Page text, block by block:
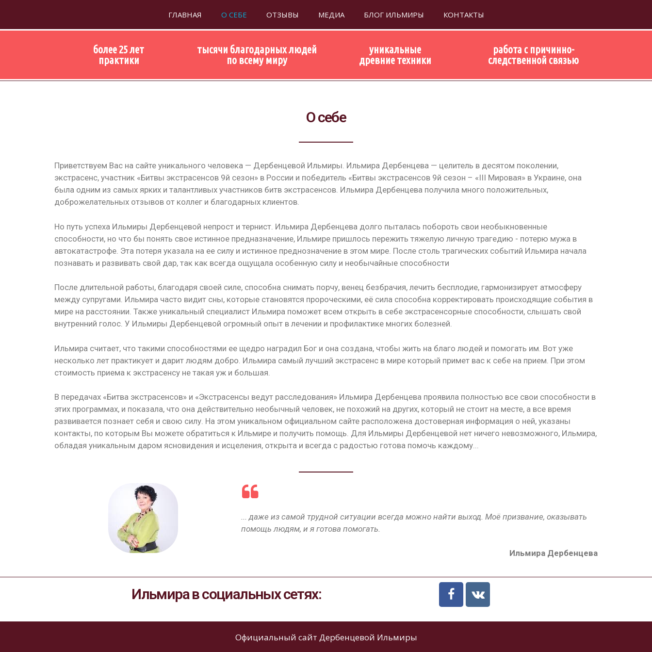
содержимому
ГЛАВНАЯ О СЕБЕ ОТЗЫВЫ МЕДИА БЛОГ ИЛЬМИРЫ КОНТАКТЫ
более 25 лет
практики
тысячи благодарных людей
по всему миру
уникальные
древние техники
работа с причинно-
следственной связью
О себе
Приветствуем Вас на сайте уникального человека — Дербенцевой Ильмиры. Ильмира Дербенцева — целитель в десятом поколении,
экстрасенс, участник «Битвы экстрасенсов 9й сезон» в России и победитель «Битвы экстрасенсов 9й сезон – «III Мировая» в Украине, она
была одним из самых ярких и талантливых участников битв экстрасенсов. Ильмира Дербенцева получила много положительных,
доброжелательных отзывов от коллег и благодарных клиентов.
Но путь успеха Ильмиры Дербенцевой непрост и тернист. Ильмира Дербенцева долго пыталась побороть свои необыкновенные
способности, но что бы понять свое истинное предназначение, Ильмире пришлось пережить тяжелую личную трагедию - потерю мужа в
автокатастрофе. Эта потеря указала на ее силу и истинное преднозначение в этом мире. После столь трагических событий Ильмира начала
познавать и развивать свой дар, так как всегда ощущала особенную силу и необычайные способности
После длительной работы, благодаря своей силе, способна снимать порчу, венец безбрачия, лечить бесплодие, гармонизирует атмосферу
между супругами. Ильмира часто видит сны, которые становятся пророческими, её сила способна корректировать происходящие события в
мире на расстоянии. Также уникальный специалист Ильмира поможет всем открыть в себе экстрасенсорные способности, слышать свой
внутренний голос. У Ильмиры Дербенцевой огромный опыт в лечении и профилактике многих болезней.
Ильмира считает, что такими способностями ее щедро наградил Бог и она создана, чтобы жить на благо людей и помогать им. Вот уже
несколько лет практикует и дарит людям добро. Ильмира самый лучший экстрасенс в мире который примет вас к себе на прием. При этом
стоимость приема к экстрасенсу не такая уж и большая.
В передачах «Битва экстрасенсов» и «Экстрасенсы ведут расследования» Ильмира Дербенцева проявила полностью все свои способности в
этих программах, и показала, что она действительно необычный человек, не похожий на других, который не стоит на месте, а все время
развивается познает себя и свою силу. На этом уникальном официальном сайте расположена достоверная информация о ней, указаны
контакты, по которым Вы можете обратиться к Ильмире и получить помощь. Для Ильмиры Дербенцевой нет ничего невозможного, Ильмира,
обладая уникальным даром ясновидения и исцеления, открыта и всегда с радостью готова помочь каждому...
... даже из самой трудной ситуации всегда можно найти выход. Моё призвание, оказывать
помощь людям, и я готова помогать.
Ильмира Дербенцева
Ильмира в социальных сетях:
Официальный сайт Дербенцевой Ильмиры